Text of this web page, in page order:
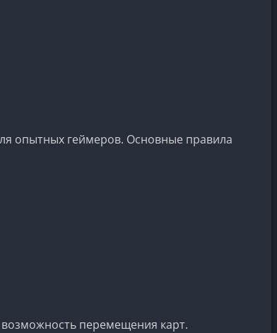
опытных геймеров. Основные правила
перемещения карт.